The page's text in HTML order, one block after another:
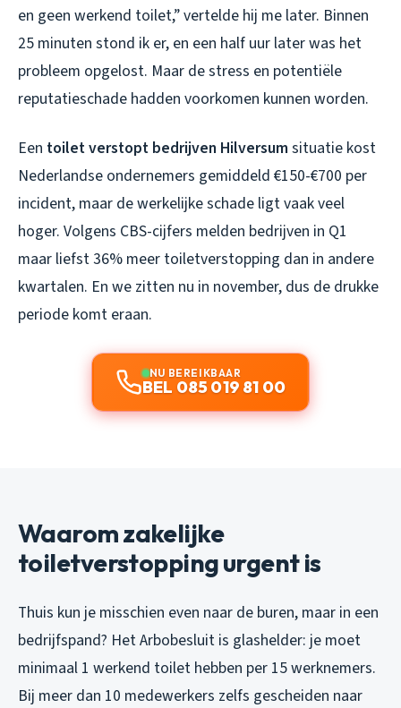
en geen werkend toilet,” vertelde hij me later. Binnen
25 minuten stond ik er, en een half uur later was het
probleem opgelost. Maar de stress en potentiële
reputatieschade hadden voorkomen kunnen worden.
Een toilet verstopt bedrijven Hilversum situatie kost
Nederlandse ondernemers gemiddeld €150-€700 per
incident, maar de werkelijke schade ligt vaak veel
hoger. Volgens CBS-cijfers melden bedrijven in Q1
maar liefst 36% meer toiletverstopping dan in andere
kwartalen. En we zitten nu in november, dus de drukke
periode komt eraan.
NU BEREIKBAAR
BEL 085 019 81 00
Waarom zakelijke
toiletverstopping urgent is
Thuis kun je misschien even naar de buren, maar in een
bedrijfspand? Het Arbobesluit is glashelder: je moet
minimaal 1 werkend toilet hebben per 15 werknemers.
Bij meer dan 10 medewerkers zelfs gescheiden naar